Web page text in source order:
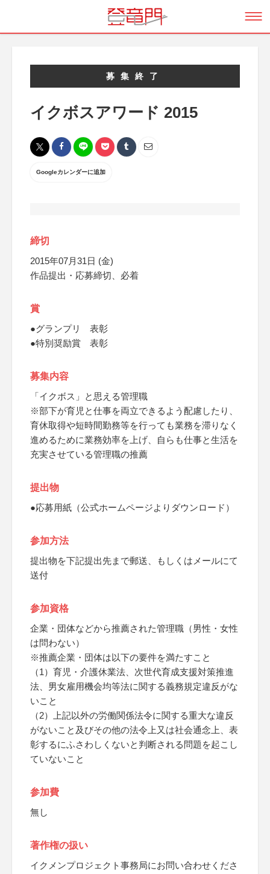
募集終了
イクボスアワード 2015
Googleカレンダーに追加
締切
2015年07月31日 (金)
作品提出・応募締切、必着
賞
●グランプリ 表彰
●特別奨励賞 表彰
募集内容
「イクボス」と思える管理職
※部下が育児と仕事を両立できるよう配慮したり、
育休取得や短時間勤務等を行っても業務を滞りなく
進めるために業務効率を上げ、自らも仕事と生活を
充実させている管理職の推薦
提出物
●応募用紙（公式ホームページよりダウンロード）
参加方法
提出物を下記提出先まで郵送、もしくはメールにて
送付
参加資格
企業・団体などから推薦された管理職（男性・女性
は問わない）
※推薦企業・団体は以下の要件を満たすこと
（1）育児・介護休業法、次世代育成支援対策推進
法、男女雇用機会均等法に関する義務規定違反がな
いこと
（2）上記以外の労働関係法令に関する重大な違反
がないこと及びその他の法令上又は社会通念上、表
彰するにふさわしくないと判断される問題を起こし
ていないこと
参加費
無し
著作権の扱い
イクメンプロジェクト事務局にお問い合わせくださ